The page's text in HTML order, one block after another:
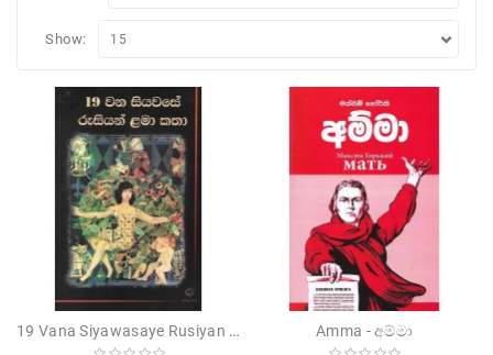
Novels
Positive
Thinking
Books
Show:
19 Vana Siyawasaye Rusiyan Lama Katha - 19 සියවසයේ රුසියන් ළමා කතා Amma - අම්මා